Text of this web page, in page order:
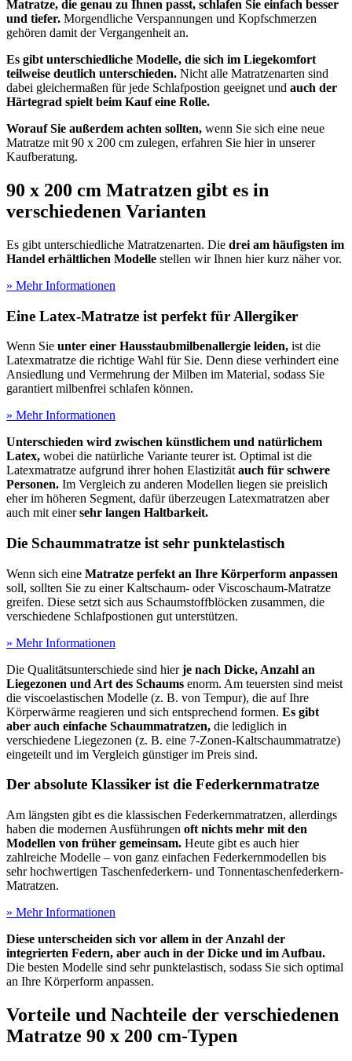
Matratze, die genau zu Ihnen passt, schlafen Sie einfach besser
und tiefer. Morgendliche Verspannungen und Kopfschmerzen
gehören damit der Vergangenheit an.
Es gibt unterschiedliche Modelle, die sich im Liegekomfort
teilweise deutlich unterschieden. Nicht alle Matratzenarten sind
dabei gleichermaßen für jede Schlafpostion geeignet und auch der
Härtegrad spielt beim Kauf eine Rolle.
Worauf Sie außerdem achten sollten, wenn Sie sich eine neue
Matratze mit 90 x 200 cm zulegen, erfahren Sie hier in unserer
Kaufberatung.
90 x 200 cm Matratzen gibt es in
verschiedenen Varianten
Es gibt unterschiedliche Matratzenarten. Die drei am häufigsten im
Handel erhältlichen Modelle stellen wir Ihnen hier kurz näher vor.
» Mehr Informationen
Eine Latex-Matratze ist perfekt für Allergiker
Wenn Sie unter einer Hausstaubmilbenallergie leiden, ist die
Latexmatratze die richtige Wahl für Sie. Denn diese verhindert eine
Ansiedlung und Vermehrung der Milben im Material, sodass Sie
garantiert milbenfrei schlafen können.
» Mehr Informationen
Unterschieden wird zwischen künstlichem und natürlichem
Latex, wobei die natürliche Variante teurer ist. Optimal ist die
Latexmatratze aufgrund ihrer hohen Elastizität auch für schwere
Personen. Im Vergleich zu anderen Modellen liegen sie preislich
eher im höheren Segment, dafür überzeugen Latexmatratzen aber
auch mit einersehr langen Haltbarkeit.
Die Schaummatratze ist sehr punktelastisch
Wenn sich eine Matratze perfekt an Ihre Körperform anpassen
soll, sollten Sie zu einer Kaltschaum- oder Viscoschaum-Matratze
greifen. Diese setzt sich aus Schaumstoffblöcken zusammen, die
verschiedene Schlafpostionen gut unterstützen.
» Mehr Informationen
Die Qualitätsunterschiede sind hierje nach Dicke, Anzahl an
Liegezonen und Art des Schaums enorm. Am teuersten sind meist
die viscoelastischen Modelle (z. B. von Tempur), die auf Ihre
Körperwärme reagieren und sich entsprechend formen. Es gibt
aber auch einfache Schaummatratzen, die lediglich in
verschiedene Liegezonen (z. B. eine 7-Zonen-Kaltschaummatratze)
eingeteilt und im Vergleich günstiger im Preis sind.
Der absolute Klassiker ist die Federkernmatratze
Am längsten gibt es die klassischen Federkernmatratzen, allerdings
haben die modernen Ausführungen oft nichts mehr mit den
Modellen von früher gemeinsam. Heute gibt es auch hier
zahlreiche Modelle – von ganz einfachen Federkernmodellen bis
sehr hochwertigen Taschenfederkern- und Tonnentaschenfederkern-
Matratzen.
» Mehr Informationen
Diese unterscheiden sich vor allem in der Anzahl der
integrierten Federn, aber auch in der Dicke und im Aufbau.
Die besten Modelle sind sehr punktelastisch, sodass Sie sich optimal
an Ihre Körperform anpassen.
Vorteile und Nachteile der verschiedenen
Matratze 90 x 200 cm-Typen